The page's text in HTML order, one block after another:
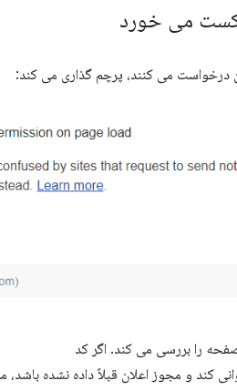
می خورد
درخواست می کنند، پرچم گذاری می کند:
کند و مجوز اعلان قبلاً داده نشده